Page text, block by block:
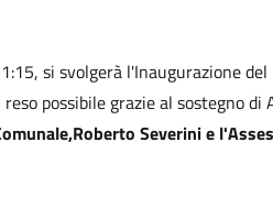
si svolgerà l'Inaugurazione
possibile grazie al sostegno di
Severini e